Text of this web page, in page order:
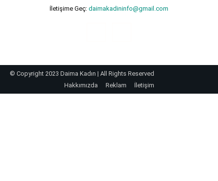
İletişime Geç: daimakadininfo@gmail.com
© Copyright 2023 Daima Kadın | All Rights Reserved
Hakkımızda
Reklam İletişim